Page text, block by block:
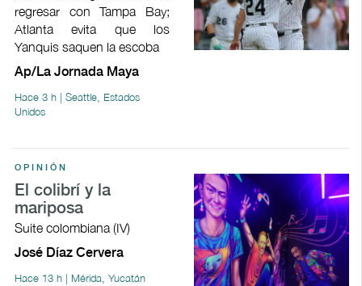
regresar con Tampa Bay;
Atlanta evita que los
Yanquis saquen la escoba
Ap/La Jornada Maya
Hace 3 h | Seattle, Estados
Unidos
OPINIÓN
El colibrí y la
mariposa
Suite colombiana (IV)
José Díaz Cervera
Hace 13 h | Mérida, Yucatán